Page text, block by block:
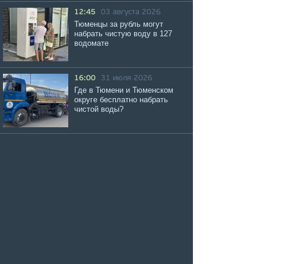
12:45 03 августа 2026
Тюменцы за рубль могут
набрать чистую воду в 127
водомате
16:00 31 июля 2026
Где в Тюмени и Тюменском
округе бесплатно набрать
чистой воды?